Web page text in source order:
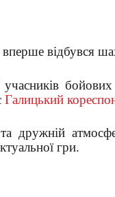
відбувся
бойових
Галицький
дружній
гри.